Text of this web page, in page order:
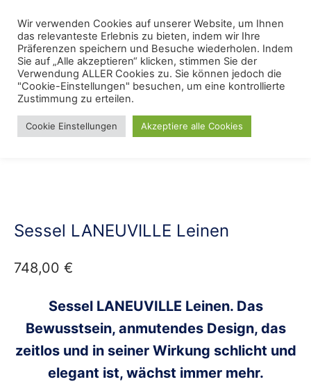
content
Menu
Start / TOP Möbelmarken / Jack & Alice
Sessel LANEUVILLE Leinen
748,00 €
Sessel LANEUVILLE Leinen. Das
Bewusstsein, anmutendes Design, das
zeitlos und in seiner Wirkung schlicht und
elegant ist, wächst immer mehr.
Wir verwenden Cookies auf unserer Website, um Ihnen
das relevanteste Erlebnis zu bieten, indem wir Ihre
Präferenzen speichern und Besuche wiederholen. Indem
Sie auf „Alle akzeptieren“ klicken, stimmen Sie der
Verwendung ALLER Cookies zu. Sie können jedoch die
"Cookie-Einstellungen" besuchen, um eine kontrollierte
Zustimmung zu erteilen.
Cookie Einstellungen Akzeptiere alle Cookies